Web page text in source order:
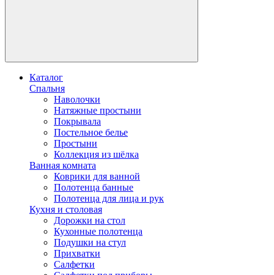
Каталог
Спальня
Наволочки
Натяжные простыни
Покрывала
Постельное белье
Простыни
Коллекция из шёлка
Ванная комната
Коврики для ванной
Полотенца банные
Полотенца для лица и рук
Кухня и столовая
Дорожки на стол
Кухонные полотенца
Подушки на стул
Прихватки
Салфетки